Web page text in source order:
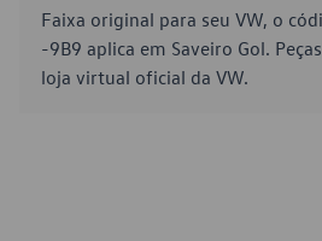
Faixa original para seu VW, o
-9B9 aplica em Saveiro Gol.
loja virtual oficial da VW.